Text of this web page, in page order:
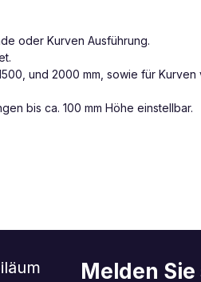
oder Kurven Ausführung.
und 2000 mm, sowie für Kurven
bis ca. 100 mm Höhe einstellbar.
Melden